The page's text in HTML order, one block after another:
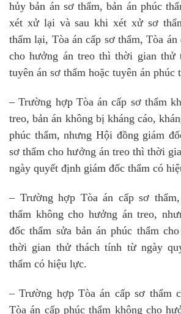
hủy bản án sơ thẩm, bản án phúc
xét xử lại và sau khi xét xử sơ
thẩm lại, Tòa án cấp sơ thẩm, Tòa án
cho hưởng án treo thì thời gian thử
tuyên án sơ thẩm hoặc tuyên án phúc
– Trường hợp Tòa án cấp sơ thẩm
treo, bản án không bị kháng cáo,
phúc thẩm, nhưng Hội đồng giám
sơ thẩm cho hưởng án treo thì thời
ngày quyết định giám đốc thẩm có
– Trường hợp Tòa án cấp sơ
thẩm không cho hưởng án treo,
đốc thẩm sửa bản án phúc thẩm
thời gian thử thách tính từ ngày
thẩm có hiệu lực.
– Trường hợp Tòa án cấp sơ thẩm
Tòa án cấp phúc thẩm không cho